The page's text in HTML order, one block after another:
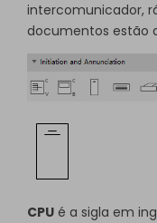
intercomunicador,
documentos estão
CPU é a sigla em